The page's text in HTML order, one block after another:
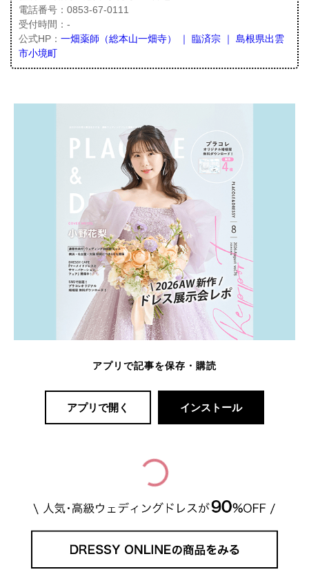
電話番号：0853-67-0111
受付時間：-
公式HP： 一畑薬師（総本山一畑寺） ｜ 臨済宗 ｜ 島根県出雲
市小境町
アプリで記事を保存・購読
アプリで開く インストール